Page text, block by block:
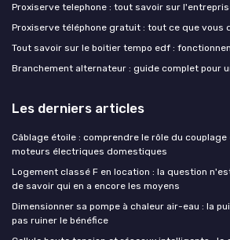
Proxiserve telephone : tout savoir sur
Proxiserve téléphone gratuit : tout ce que vous
Tout savoir sur le boitier tempo edf :
Branchement alternateur : guide complet pour
Les derniers articles
Câblage étoile : comprendre le rôle du
moteurs électriques domestiques
Logement classé F en location : la question
de savoir qui en a encore les moyens
Dimensionner sa pompe à chaleur air-eau : la
pas ruiner le bénéfice